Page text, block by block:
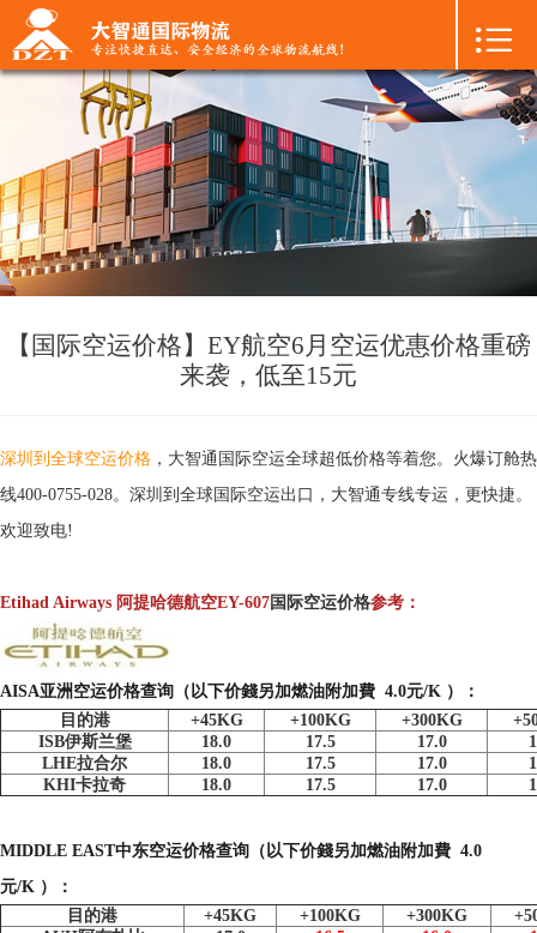
首页
国际空运 +
国际海运 +
国际陆运 +
进口物流
FBA专线 +
增值服务 +
联系我们

【国际空运价格】EY航空6月空运优惠价格重磅
来袭，低至15元
深圳到全球空运价格 ，大智通 国际空运全球超低价格等着您。火爆订舱热
线400-0755-028。深圳到全球 国际空运出口 ，大智通专线专运，更快捷。
欢迎致电!
Etihad Airways 阿提哈德航空EY-607国际空运价格参考：
AISA亚洲空运价格查询（以下价錢另加燃油附加費 4.0元/K ）：
目的港
+45KG +100KG +300KG
ISB伊斯兰堡
18.0 17.5 17.0
LHE拉合尔
18.0 17.5 17.0
KHI卡拉奇
18.0 17.5 17.0
MIDDLE EAST中东空运价格查询（以下价錢另加燃油附加費 4.0
元/K ）：
目的港
+45KG +100KG +300KG